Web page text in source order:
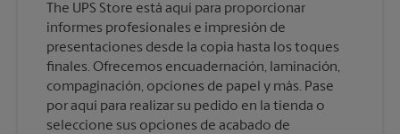
The UPS Store está aquí para proporcionar
informes profesionales e impresión de
presentaciones desde la copia hasta los toques
finales. Ofrecemos encuadernación, laminación,
compaginación, opciones de papel y más. Pase
por aquí para realizar su pedido en la tienda o
seleccione sus opciones de acabado de